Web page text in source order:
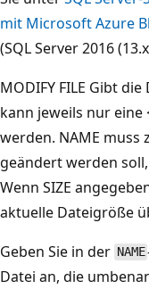
mit Microsoft Azure
(SQL Server 2016
MODIFY FILE Gibt
kann jeweils nur eine
werden. NAME
geändert werden
Wenn SIZE
aktuelle Dateigröße
Geben Sie in der NAME
Datei an, die